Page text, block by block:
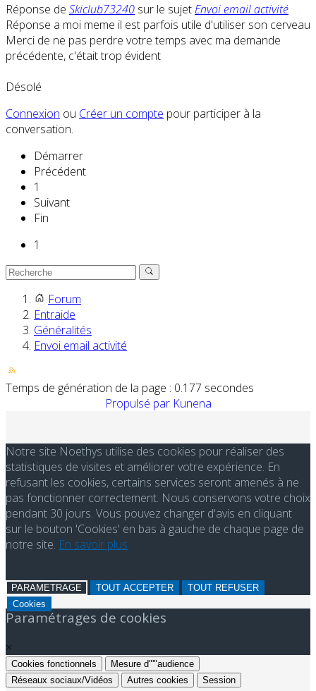
Réponse de Skiclub73240 sur le sujetEnvoi email activité
Réponse a moi meme il est parfois utile d'utiliser son cerveau
Merci de ne pas perdre votre temps avec ma demande
précédente, c'était trop évident
Désolé
Connexion ou Créer un compte pour participer à la
conversation.
Démarrer
Précédent
1
Suivant
Fin
1
Forum
Entraide
Généralités
Envoi email activité
Temps de génération de la page : 0.177 secondes
Propulsé par Kunena
Notre site Noethys utilise des cookies pour réaliser des
statistiques de visites et améliorer votre expérience. En
refusant les cookies, certains services seront amenés à ne
pas fonctionner correctement. Nous conservons votre choix
pendant 30 jours. Vous pouvez changer d'avis en cliquant
sur le bouton 'Cookies' en bas à gauche de chaque page de
notre site. En savoir plus
PARAMETRAGE TOUT ACCEPTER
TOUT REFUSER
Cookies
Paramétrages de cookies
×
Cookies fonctionnels
Mesure d"'"audience
Réseaux sociaux/Vidéos
Autres cookies Session